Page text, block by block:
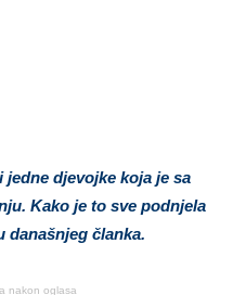
djevojke koja je sa
Kako je to sve podnjela
današnjeg članka.
nakon oglasa